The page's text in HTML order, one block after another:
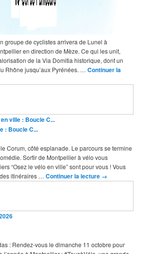
groupe de cyclistes arrivera de Lunel à
en direction de Mèze. Ce qui les unit,
de la Via Domitia historique, dont un
Rhône jusqu’aux Pyrénées. …Continuer la
ville : Boucle C...
: Boucle C...
Corum, côté esplanade. Le parcours se termine
Sortir de Montpellier à vélo vous
“Osez le vélo en ville” sont pour vous ! Vous
itinéraires …Continuer la lecture →
: Rendez-vous le dimanche 11 octobre pour